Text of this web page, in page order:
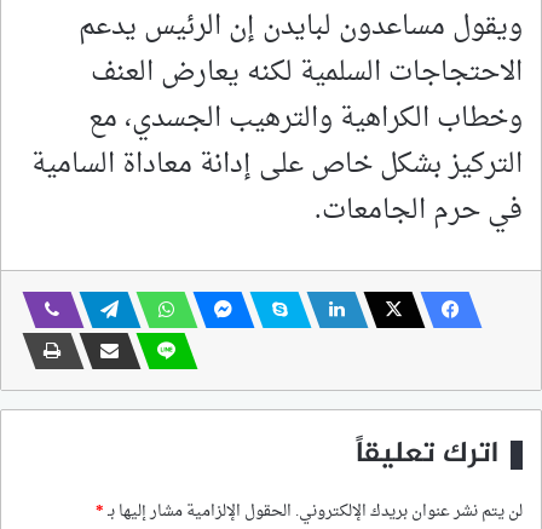
ويقول مساعدون لبايدن إن الرئيس يدعم
الاحتجاجات السلمية لكنه يعارض العنف
وخطاب الكراهية والترهيب الجسدي، مع
التركيز بشكل خاص على إدانة معاداة السامية
في حرم الجامعات.
اترك تعليقاً
لن يتم نشر عنوان بريدك الإلكتروني. الحقول الإلزامية مشار إليها بـ*